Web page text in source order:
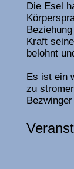
Die Esel
Kraft
belohnt
Es ist ein
zu